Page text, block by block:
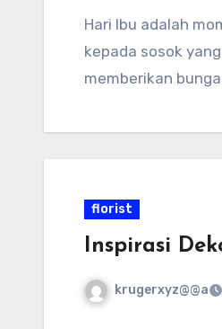
Hari Ibu adalah
kepada sosok
memberikan
florist
Inspirasi
krugerxyz@@a